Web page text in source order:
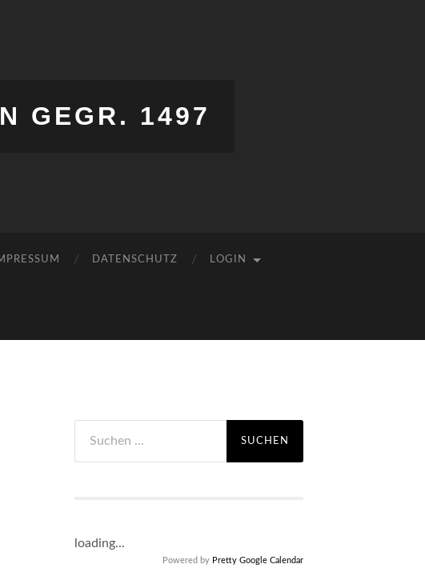
GEGR. 1497
DATENSCHUTZ LOGIN
nach:
loading...
Powered by Pretty Google Calendar